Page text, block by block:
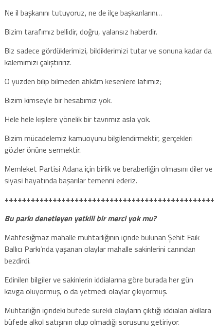
Ne il başkanını tutuyoruz, ne de ilçe başkanlarını…
Bizim tarafımız bellidir, doğru, yalansız haberdir.
Biz sadece gördüklerimizi, bildiklerimizi tutar ve sonuna kadar da
kalemimizi çalıştırırız.
O yüzden bilip bilmeden ahkâm kesenlere lafımız;
Bizim kimseyle bir hesabımız yok.
Hele hele kişilere yönelik bir tavrımız asla yok.
Bizim mücadelemiz kamuoyunu bilgilendirmektir, gerçekleri
gözler önüne sermektir.
Memleket Partisi Adana için birlik ve beraberliğin olmasını diler ve
siyasi hayatında başarılar temenni ederiz.
Bu parkı denetleyen yetkili bir merci yok mu?
Mahfesığmaz mahalle muhtarlığının içinde bulunan Şehit Faik
Ballıcı Parkı’nda yaşanan olaylar mahalle sakinlerini canından
bezdirdi.
Edinilen bilgiler ve sakinlerin iddialarına göre burada her gün
kavga oluyormuş, o da yetmedi olaylar çıkıyormuş.
Muhtarlığın içindeki büfede sürekli olayların çıktığı iddiaları akıllara
büfede alkol satışının olup olmadığı sorusunu getiriyor.